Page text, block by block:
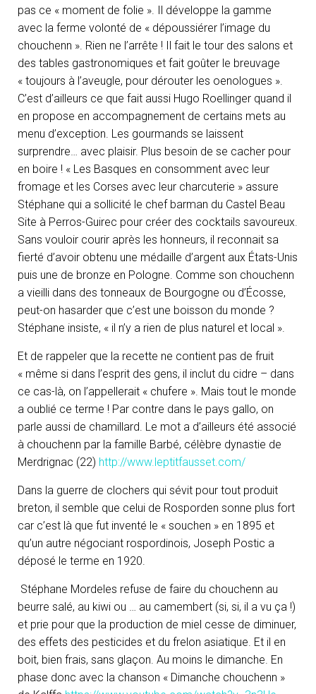
pas ce « moment de folie ». Il développe la gamme
avec la ferme volonté de « dépoussiérer l’image du
chouchenn ». Rien ne l’arrête ! Il fait le tour des salons et
des tables gastronomiques et fait goûter le breuvage
« toujours à l’aveugle, pour dérouter les oenologues ».
C’est d’ailleurs ce que fait aussi Hugo Roellinger quand il
en propose en accompagnement de certains mets au
menu d’exception. Les gourmands se laissent
surprendre… avec plaisir. Plus besoin de se cacher pour
en boire ! « Les Basques en consomment avec leur
fromage et les Corses avec leur charcuterie » assure
Stéphane qui a sollicité le chef barman du Castel Beau
Site à Perros-Guirec pour créer des cocktails savoureux.
Sans vouloir courir après les honneurs, il reconnait sa
fierté d’avoir obtenu une médaille d’argent aux États-Unis
puis une de bronze en Pologne. Comme son chouchenn
a vieilli dans des tonneaux de Bourgogne ou d’Écosse,
peut-on hasarder que c’est une boisson du monde ?
Stéphane insiste, « il n’y a rien de plus naturel et local ».
Et de rappeler que la recette ne contient pas de fruit
« même si dans l’esprit des gens, il inclut du cidre – dans
ce cas-là, on l’appellerait « chufere ». Mais tout le monde
a oublié ce terme ! Par contre dans le pays gallo, on
parle aussi de chamillard. Le mot a d’ailleurs été associé
à chouchenn par la famille Barbé, célèbre dynastie de
Merdrignac (22) http://www.leptitfausset.com/
Dans la guerre de clochers qui sévit pour tout produit
breton, il semble que celui de Rosporden sonne plus fort
car c’est là que fut inventé le « souchen » en 1895 et
qu’un autre négociant rospordinois, Joseph Postic a
déposé le terme en 1920.
Stéphane Mordeles refuse de faire du chouchenn au
beurre salé, au kiwi ou … au camembert (si, si, il a vu ça !)
et prie pour que la production de miel cesse de diminuer,
des effets des pesticides et du frelon asiatique. Et il en
boit, bien frais, sans glaçon. Au moins le dimanche. En
phase donc avec la chanson « Dimanche chouchenn »